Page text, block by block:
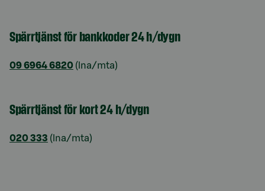
Spärrtjänst för bankkoder 24 h/dygn
09 6964 6820 (lna/mta)
Spärrtjänst för kort 24 h/dygn
020 333 (lna/mta)